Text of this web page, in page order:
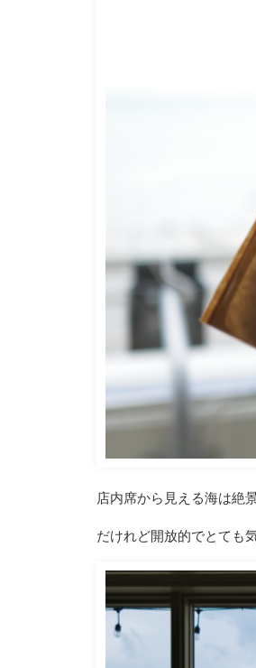
店内席から見える海は絶
だけれど開放的でとても